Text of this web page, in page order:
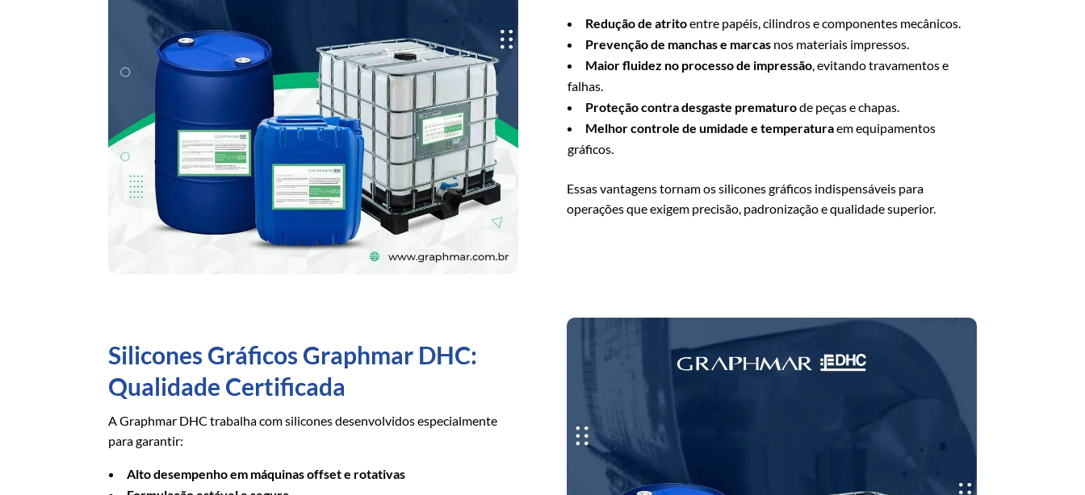
Redução de atritoentre papéis, cilindros e componentes mecânicos.
Prevenção de manchas e marcasnos materiais impressos.
Maior fluidez no processo de impressão, evitando travamentos e
falhas.
Proteção contra desgaste prematurode peças e chapas.
Melhor controle de umidade e temperaturaem equipamentos
gráficos.
Essas vantagens tornam os silicones gráficos indispensáveis para
operações que exigem precisão, padronização e qualidade superior.
Silicones Gráficos Graphmar DHC:
Qualidade Certificada
A Graphmar DHC trabalha com silicones desenvolvidos especialmente
para garantir:
Alto desempenho em máquinas offset e rotativas